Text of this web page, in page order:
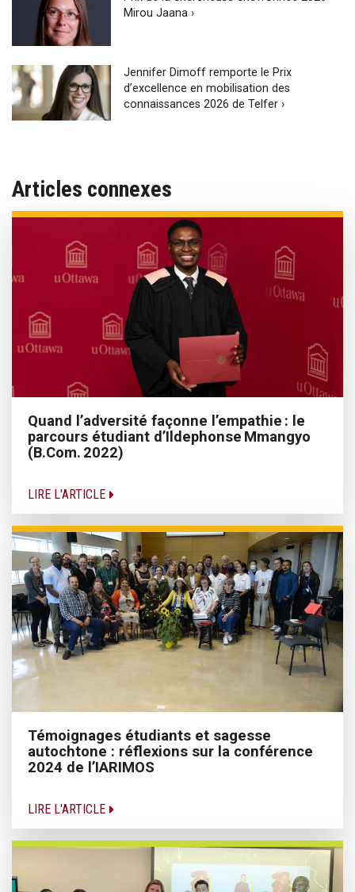
Mirou Jaana ›
Jennifer Dimoff remporte le Prix
d’excellence en mobilisation des
connaissances 2026 de Telfer ›
Articles connexes
Quand l’adversité façonne l’empathie : le
parcours étudiant d’Ildephonse Mmangyo
(B.Com. 2022)
LIRE L'ARTICLE
Témoignages étudiants et sagesse
autochtone : réflexions sur la conférence
2024 de l’IARIMOS
LIRE L'ARTICLE